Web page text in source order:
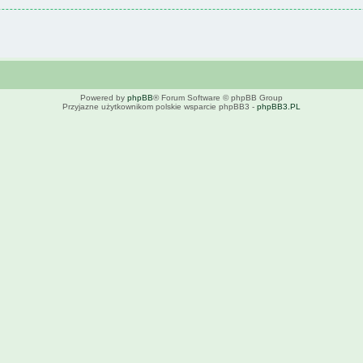
Powered by phpBB® Forum Software © phpBB Group
Przyjazne użytkownikom polskie wsparcie phpBB3 - phpBB3.PL